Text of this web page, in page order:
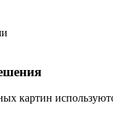
картин